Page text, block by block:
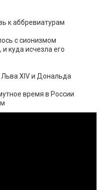
к аббревиатурам
с сионизмом
куда исчезла его
Льва XIV и Дональда
время в России